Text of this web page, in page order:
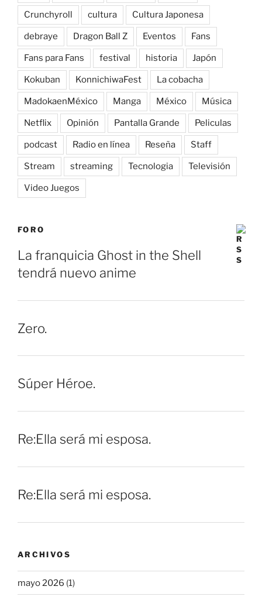
Crunchyroll cultura Cultura Japonesa
debraye Dragon Ball Z Eventos Fans
Fans para Fans festival historia Japón
Kokuban KonnichiwaFest La cobacha
MadokaenMéxico Manga México Música
Netflix Opinión Pantalla Grande Peliculas
podcast Radio en línea Reseña Staff
Stream streaming Tecnologia Televisión
Video Juegos
FORO
La franquicia Ghost in the Shell
tendrá nuevo anime
Zero.
Súper Héroe.
Re:Ella será mi esposa.
Re:Ella será mi esposa.
ARCHIVOS
mayo 2026 (1)